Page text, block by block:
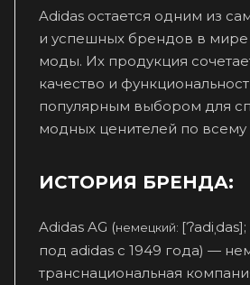
Adidas остается одним из
и успешных брендов в мире
моды. Их продукция
качество и
популярным выбором для
модных ценителей по всему
ИСТОРИЯ БРЕНДА:
Adidas AG (немецкий:
под adidas с 1949 года) —
транснациональная